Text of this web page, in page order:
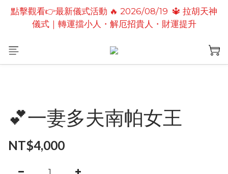
點擊觀看👉最新儀式活動🔥2026/08/19 💗2026七夕
情定善緣桃花燈｜泰國高僧祈願點燈儀式
點擊觀看👉最新儀式活動 🔥 2026/08/19  🔱 拉胡天神
儀式｜轉運擋小人・解厄招貴人・財運提升
點擊觀看👉最新儀式活動🔥 2026/08/31 💖愛神儀式
💕一妻多夫南帕女王
NT$4,000